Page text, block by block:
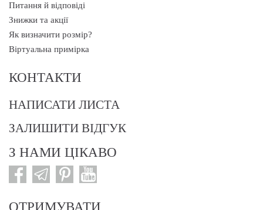
Питання й відповіді
Знижки та акції
Як визначити розмір?
Віртуальна примірка
КОНТАКТИ
НАПИСАТИ ЛИСТА
ЗАЛИШИТИ ВІДГУК
З НАМИ ЦІКАВО
ОТРИМУВАТИ